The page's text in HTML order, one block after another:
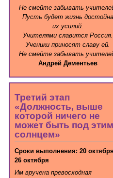
Не смейте забывать
Пусть будет жизнь достойна
их усилий.
Учителями славится Россия.
Ученики приносят славу ей.
Не смейте забывать
Андрей Дементьев
Третий этап
«Должность, выше
которой ничего не
может быть под этим
солнцем»
Сроки выполнения: 20
26 октября
Им вручена превосходная